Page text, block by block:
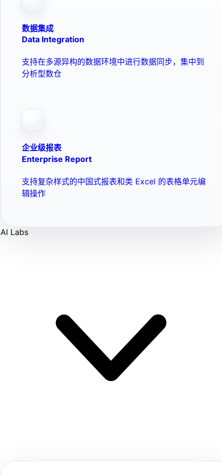
数据集成
Data Integration
支持在多源异构的数据环境中进行数据同步，集中到
分析型数仓
企业级报表
Enterprise Report
支持复杂样式的中国式报表和类 Excel 的表格单元编
辑操作
AI Labs